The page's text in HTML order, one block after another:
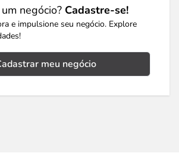
negócio? Cadastre-se!
e impulsione seu negócio. Explore
meu negócio